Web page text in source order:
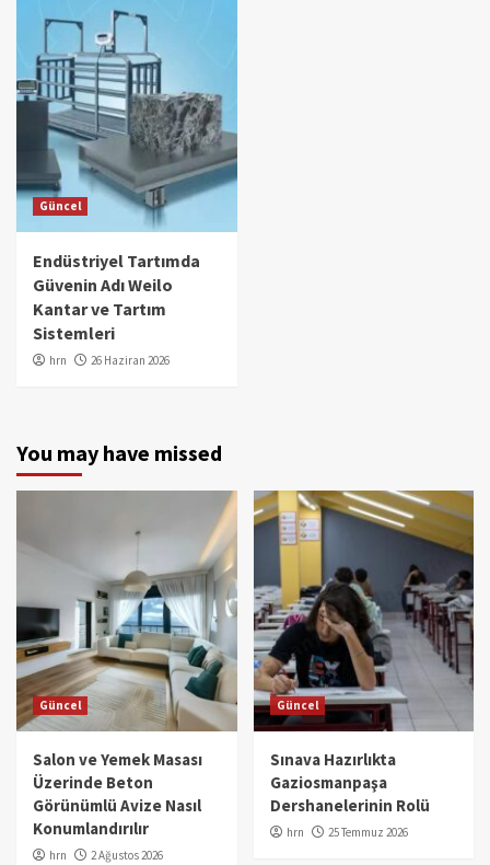
Güncel
Endüstriyel Tartımda
Güvenin Adı Weilo
Kantar ve Tartım
Sistemleri
hrn 26 Haziran 2026
You may have missed
Güncel
Salon ve Yemek Masası
Üzerinde Beton
Görünümlü Avize Nasıl
Konumlandırılır
hrn 2 Ağustos 2026
Güncel
Sınava Hazırlıkta
Gaziosmanpaşa
Dershanelerinin Rolü
hrn 25 Temmuz 2026